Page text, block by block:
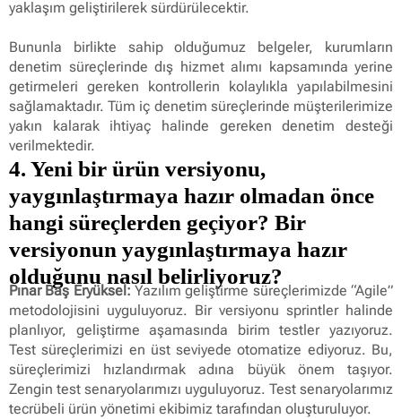
yaklaşım geliştirilerek sürdürülecektir.
Bununla birlikte sahip olduğumuz belgeler, kurumların
denetim süreçlerinde dış hizmet alımı kapsamında yerine
getirmeleri gereken kontrollerin kolaylıkla yapılabilmesini
sağlamaktadır. Tüm iç denetim süreçlerinde müşterilerimize
yakın kalarak ihtiyaç halinde gereken denetim desteği
verilmektedir.
4. Yeni bir ürün versiyonu,
yaygınlaştırmaya hazır olmadan önce
hangi süreçlerden geçiyor? Bir
versiyonun yaygınlaştırmaya hazır
olduğunu nasıl belirliyoruz?
Pınar Baş Eryüksel: Yazılım geliştirme süreçlerimizde “Agile”
metodolojisini uyguluyoruz. Bir versiyonu sprintler halinde
planlıyor, geliştirme aşamasında birim testler yazıyoruz.
Test süreçlerimizi en üst seviyede otomatize ediyoruz. Bu,
süreçlerimizi hızlandırmak adına büyük önem taşıyor.
Zengin test senaryolarımızı uyguluyoruz. Test senaryolarımız
tecrübeli ürün yönetimi ekibimiz tarafından oluşturuluyor.